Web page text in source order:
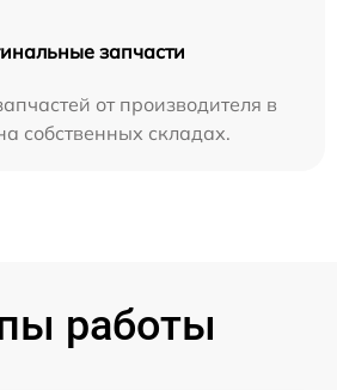
запчасти
от производителя в
собственных складах.
работы